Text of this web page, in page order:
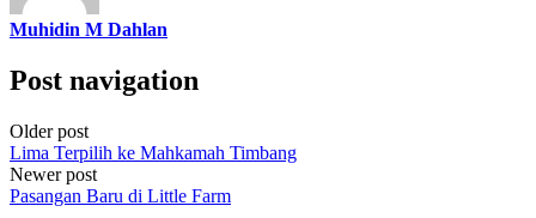
Muhidin M Dahlan
Post navigation
Older post
Lima Terpilih ke Mahkamah Timbang
Newer post
Pasangan Baru di Little Farm